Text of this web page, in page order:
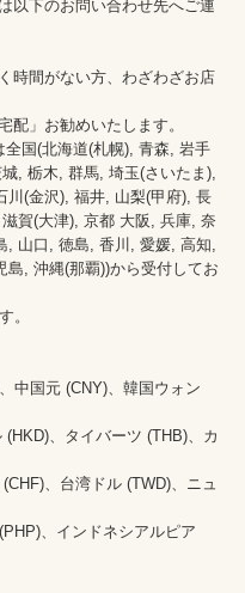
以下のお問い合わせ先へご連
時間がない方、わざわざお店
配」お勧めいたします。
全国(北海道(札幌), 青森, 岩手
, 栃木, 群馬, 埼玉(さいたま),
(金沢), 福井, 山梨(甲府), 長
賀(大津), 京都 大阪, 兵庫, 奈
, 山口, 徳島, 香川, 愛媛, 高知,
, 沖縄(那覇))から受付してお
。
中国元 (CNY)、韓国ウォン
、タイバーツ (THB)、カ
、台湾ドル (TWD)、ニュ
、インドネシアルピア